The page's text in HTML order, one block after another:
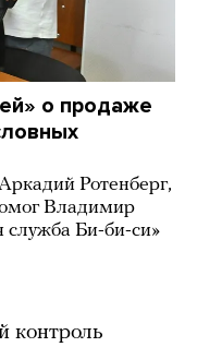
о продаже
Ротенберг,
Владимир
служба Би-би-си»
контроль